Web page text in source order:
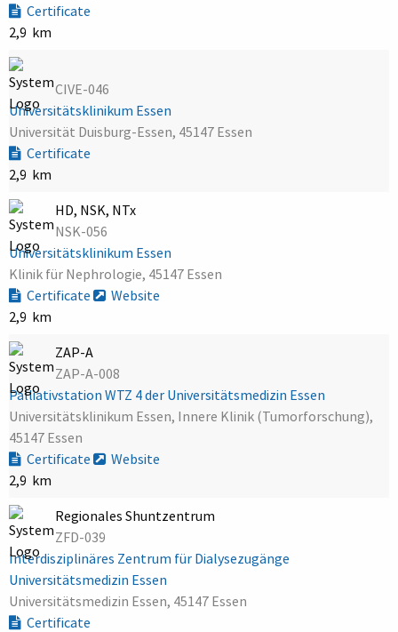
Certificate
2,9 km
CIVE-046
Universitätsklinikum Essen
Universität Duisburg-Essen, 45147 Essen
Certificate
2,9 km
HD, NSK, NTx
NSK-056
Universitätsklinikum Essen
Klinik für Nephrologie, 45147 Essen
Certificate
Website
2,9 km
ZAP-A
ZAP-A-008
Palliativstation WTZ 4 der Universitätsmedizin Essen
Universitätsklinikum Essen, Innere Klinik (Tumorforschung),
45147 Essen
Certificate
Website
2,9 km
Regionales Shuntzentrum
ZFD-039
Interdisziplinäres Zentrum für Dialysezugänge
Universitätsmedizin Essen
Universitätsmedizin Essen, 45147 Essen
Certificate